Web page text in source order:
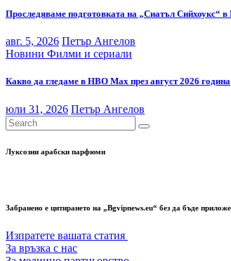
Проследяваме подготовката на „Сиатъл Сийхоукс“
авг. 5, 2026 Петър Ангелов
Новини Филми и сериали
Какво да гледаме в HBO Max през август 2026 година
юли 31, 2026 Петър Ангелов
Луксозни арабски парфюми
Забранено е цитирането на „Bgvipnews.eu“ без да бъде
Изпратете вашата статия
За връзка с нас